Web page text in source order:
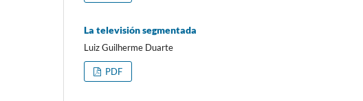
La televisión segmentada
Luiz Guilherme Duarte
PDF